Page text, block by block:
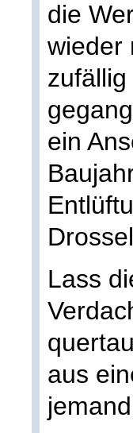
die
wieder
ein
Lass
aus